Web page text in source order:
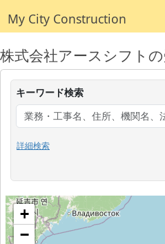
My City Construction
株式会社アースシフト
キーワード検索
詳細検索
+
−